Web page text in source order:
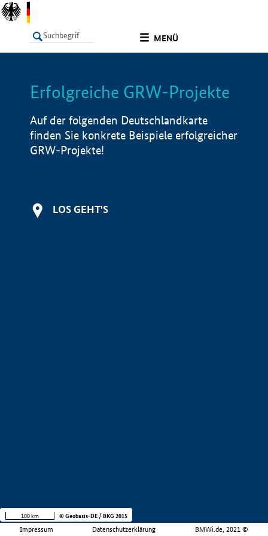
MENÜ
LISTE Info
Erfolgreiche GRW-Projekte
Auf der folgenden Deutschlandkarte
finden Sie konkrete Beispiele erfolgreicher
GRW-Projekte!
LOS GEHT'S
Impressum Datenschutzerklärung BMWi.de, 2021 ©
100 km © Geobasis-DE / BKG 2015